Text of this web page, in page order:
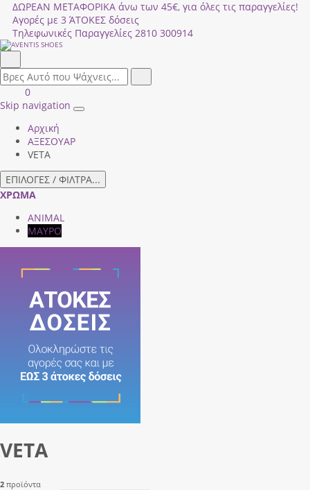
ΔΩΡΕΑΝ ΜΕΤΑΦΟΡΙΚΑ άνω των 45€, για όλες τις παραγγελίες!
Αγορές με 3 ΆΤΟΚΕΣ δόσεις
Τηλεφωνικές Παραγγελίες 2810 300914
field.search
Είσοδος
|
ΚΑΛΑΘΙ
ΑΓΟΡΩΝ
0
Skip navigation
Toggle
Αρχική
ΑΞΕΣΟΥΑΡ
VETA
ΕΠΙΛΟΓΕΣ / ΦΙΛΤΡΑ...
ΧΡΩΜΑ
ANIMAL
ΜΑΥΡΟ
VETA
2 προϊόντα